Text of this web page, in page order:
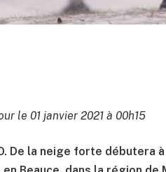
le 01 janvier 2021 à 00h15
De la neige forte débutera